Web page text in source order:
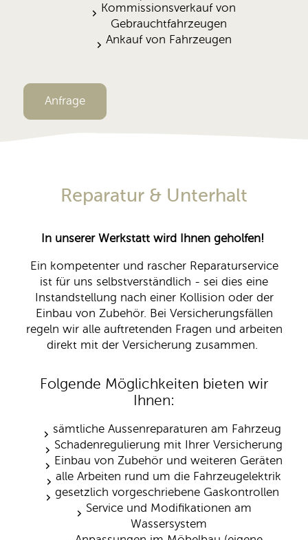
Kommissionsverkauf von
Gebrauchtfahrzeugen
Ankauf von Fahrzeugen
Anfrage
Reparatur & Unterhalt
In unserer Werkstatt wird Ihnen geholfen!
Ein kompetenter und rascher Reparaturservice
ist für uns selbstverständlich - sei dies eine
Instandstellung nach einer Kollision oder der
Einbau von Zubehör. Bei Versicherungsfällen
regeln wir alle auftretenden Fragen und arbeiten
direkt mit der Versicherung zusammen.
Folgende Möglichkeiten bieten wir
Ihnen:
sämtliche Aussenreparaturen am Fahrzeug
Schadenregulierung mit Ihrer Versicherung
Einbau von Zubehör und weiteren Geräten
alle Arbeiten rund um die Fahrzeugelektrik
gesetzlich vorgeschriebene Gaskontrollen
Service und Modifikationen am
Wassersystem